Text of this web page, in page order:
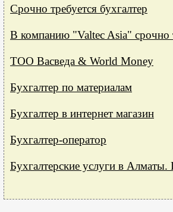
Срочно требуется бухгалтер
В компанию "Valtec Asia" срочно
ТОО Васведа & World Money
Бухгалтер по материалам
Бухгалтер в интернет магазин
Бухгалтер-оператор
Бухгалтерские услуги в